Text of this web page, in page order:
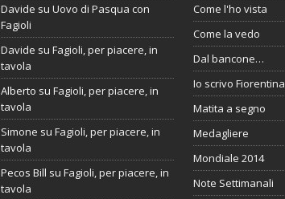
Davide suUovo di Pasqua con
Fagioli
Davide suFagioli, per piacere, in
tavola
Alberto suFagioli, per piacere, in
tavola
Simone suFagioli, per piacere, in
tavola
Pecos Bill suFagioli, per piacere, in
tavola
Come l'ho vista
Come la vedo
Dal bancone…
Io scrivo Fiorentina
Matita a segno
Medagliere
Mondiale 2014
Note Settimanali